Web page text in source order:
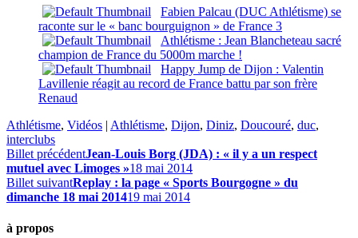
Fabien Palcau (DUC Athlétisme) se
raconte sur le « banc bourguignon » de France 3
Athlétisme : Jean Blancheteau sacré
champion de France du 5000m marche !
Happy Jump de Dijon : Valentin
Lavillenie réagit au record de France battu par son frère
Renaud
Athlétisme, Vidéos | Athlétisme, Dijon, Diniz, Doucouré, duc,
interclubs
Billet précédentJean-Louis Borg (JDA) : « il y a un respect
mutuel avec Limoges »18 mai 2014
Billet suivantReplay : la page « Sports Bourgogne » du
dimanche 18 mai 201419 mai 2014
à propos